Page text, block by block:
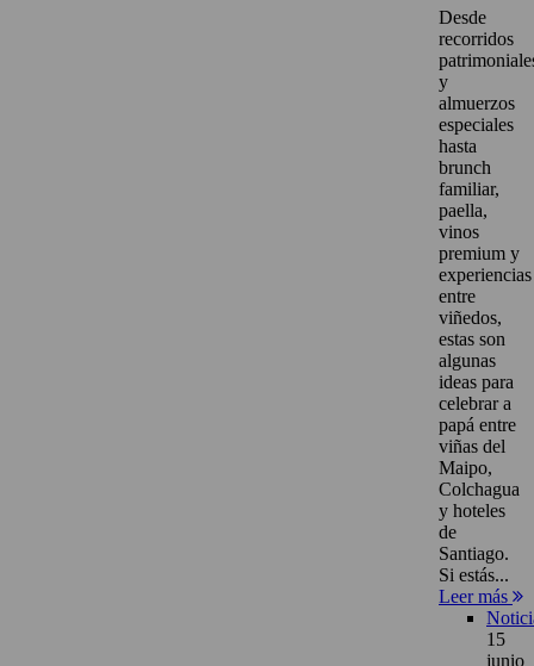
Desde
recorridos
y
almuerzos
especiales
hasta
brunch
familiar,
paella,
vinos
premium y
experiencias
entre
viñedos,
estas son
algunas
ideas para
celebrar a
papá entre
viñas del
Maipo,
Colchagua
y hoteles
de
Santiago.
Si estás...
Leer más
15
junio